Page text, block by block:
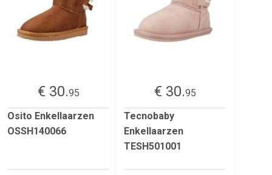
€ 30.95
Osito Enkellaarzen
OSSH140066
€ 30.95
Tecnobaby
Enkellaarzen
TESH501001